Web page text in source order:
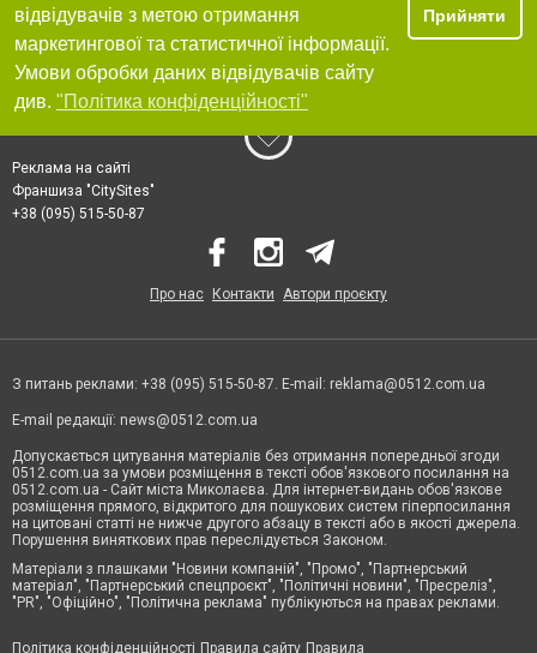
відвідувачів з метою отримання
маркетингової та статистичної інформації.
Умови обробки даних відвідувачів сайту
див. "Політика конфіденційності"
Прийняти
Реклама на сайті
Франшиза "CitySites"
+38 (095) 515-50-87
Про нас Контакти Автори проєкту
З питань реклами: +38 (095) 515-50-87. E-mail: reklama@0512.com.ua
E-mail редакції: news@0512.com.ua
Допускається цитування матеріалів без отримання попередньої згоди
0512.com.ua за умови розміщення в тексті обов'язкового посилання на
0512.com.ua - Сайт міста Миколаєва. Для інтернет-видань обов'язкове
розміщення прямого, відкритого для пошукових систем гіперпосилання
на цитовані статті не нижче другого абзацу в тексті або в якості джерела.
Порушення виняткових прав переслідується Законом.
Матеріали з плашками "Новини компаній", "Промо", "Партнерський
матеріал", "Партнерський спецпроєкт", "Політичні новини", "Пресреліз",
"PR", "Офіційно", "Політична реклама" публікуються на правах реклами.
Політика конфіденційності Правила сайту Правила